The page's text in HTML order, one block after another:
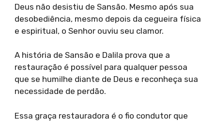
Deus não desistiu de Sansão. Mesmo após sua
desobediência, mesmo depois da cegueira física
e espiritual, o Senhor ouviu seu clamor.
A história de Sansão e Dalila prova que a
restauração é possível para qualquer pessoa
que se humilhe diante de Deus e reconheça sua
necessidade de perdão.
Essa graça restauradora é o fio condutor que